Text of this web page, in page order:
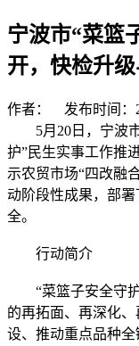
宁波市“菜篮
开，快检升
作者： 发布时间：
5月20日，宁波市
护”民生实事工作推
示农贸市场“四改融
动阶段性成果，部
全。
行动简介
“菜篮子安全守护
的再拓面、再深化
设、推动重点品种